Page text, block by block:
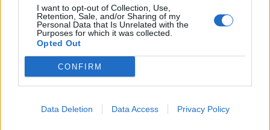
I want to opt-out of Collection, Use,
Retention, Sale, and/or Sharing of my
Personal Data that Is Unrelated with the
Purposes for which it was collected.
Opted Out
CONFIRM
Data Deletion Data Access Privacy Policy
essentiels des
cardiologues pour
éviter le danger
attention à la pénurie de
lunettes de sécurité
combattre le cancer
LAISSER UN COMMENTAIRE